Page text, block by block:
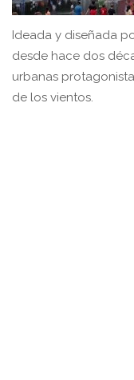
Ideada y diseñada
desde hace dos
urbanas
de los vientos.